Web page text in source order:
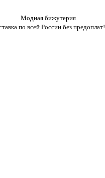
Модная бижутерия
по всей России без предоплат!